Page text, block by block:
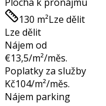
130 m²Lze dělit
Lze dělit
Nájem od
€13,5/m²/měs.
Poplatky za služby
Kč104/m²/měs.
Nájem parking